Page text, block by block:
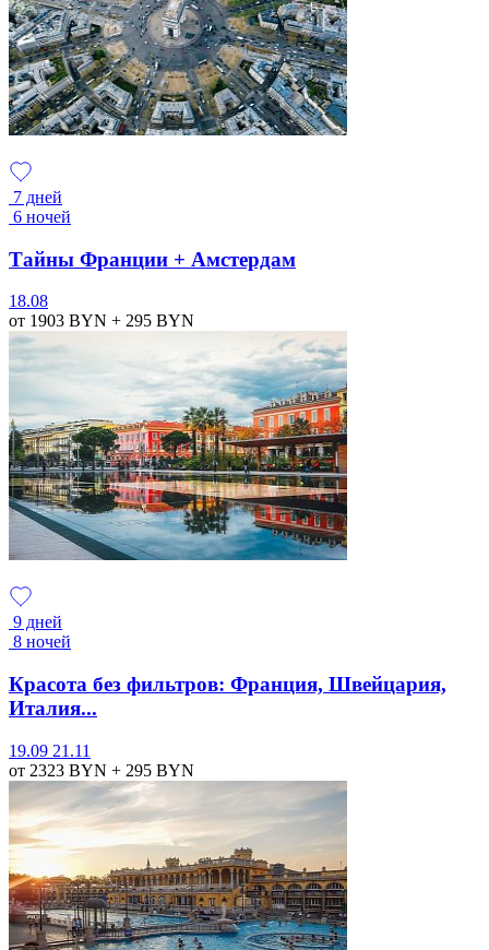
7 дней
6 ночей
Тайны Франции + Амстердам
18.08
от 1903 BYN + 295 BYN
9 дней
8 ночей
Красота без фильтров: Франция, Швейцария,
Италия...
19.09 21.11
от 2323 BYN + 295 BYN